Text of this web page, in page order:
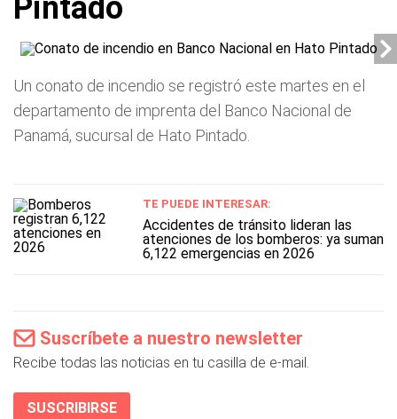
Pintado
Un conato de incendio se registró este martes en el
departamento de imprenta del Banco Nacional de
Panamá, sucursal de Hato Pintado.
TE PUEDE INTERESAR:
Accidentes de tránsito lideran las
atenciones de los bomberos: ya suman
6,122 emergencias en 2026
Suscríbete a nuestro newsletter
Recibe todas las noticias en tu casilla de e-mail.
SUSCRIBIRSE